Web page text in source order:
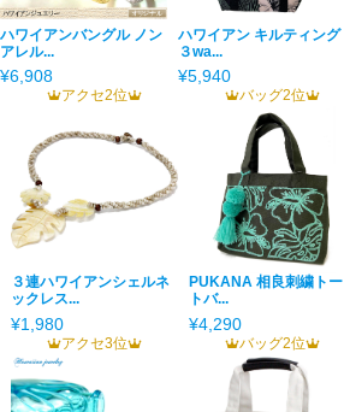
ハワイアンバングル ノン
アレル...
¥6,908
ハワイアン キルティング
３wa...
¥5,940
アクセ2位
３連ハワイアンシェルネ
ックレス...
¥1,980
バッグ2位
PUKANA 相良刺繍トー
トバ...
¥4,290
アクセ3位 バッグ2位